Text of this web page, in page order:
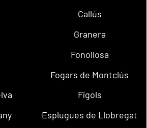
Callús
Granera
Fonollosa
Fogars de Montclús
Fígols
Esplugues de Llobregat